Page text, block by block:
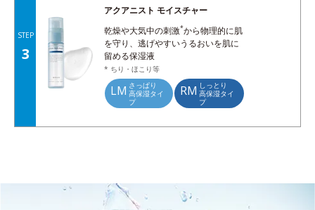
STEP
3
アクアニスト モイスチャー
乾燥や大気中の刺激*から物理的に肌
を守り、逃げやすいうるおいを肌に
留める保湿液
* ちり・ほこり等
LM さっぱり
高保湿タイ
プ
RM しっとり
高保湿タイ
プ